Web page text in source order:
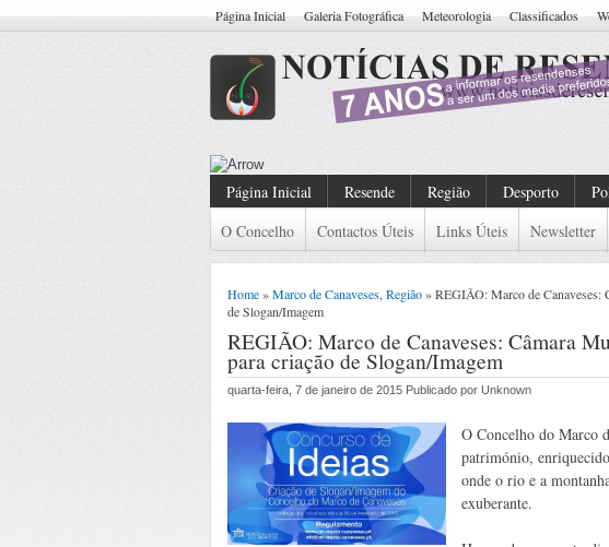
Página Inicial Galeria Fotográfica Meteorologia Classificados
Página Inicial Resende Região Desporto
O Concelho
Contactos Úteis Links Úteis Newsletter
Home»Marco de Canaveses Região» REGIÃO: Marco de Canaveses:
de Slogan/Imagem
REGIÃO: Marco de Canaveses: Câmara
para criação de Slogan/Imagem
quarta-feira, 7 de janeiro de 2015 Publicado por Unknown
O Concelho do Marco
património,
onde o rio e a
exuberante.